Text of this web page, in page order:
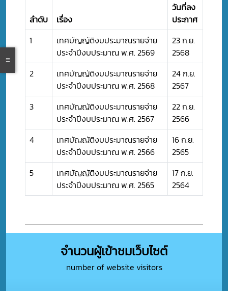
ลำดับ เรื่อง
วันที่ลง
ประกาศ
1
เทศบัญญัติงบประมาณรายจ่าย
ประจำปีงบประมาณ พ.ศ. 2569
23 ก.ย.
2568
2
เทศบัญญัติงบประมาณรายจ่าย
ประจำปีงบประมาณ พ.ศ. 2568
24 ก.ย.
2567
3
เทศบัญญัติงบประมาณรายจ่าย
ประจำปีงบประมาณ พ.ศ. 2567
22 ก.ย.
2566
4
เทศบัญญัติงบประมาณรายจ่าย
ประจำปีงบประมาณ พ.ศ. 2566
16 ก.ย.
2565
5
เทศบัญญัติงบประมาณรายจ่าย
ประจำปีงบประมาณ พ.ศ. 2565
17 ก.ย.
2564
จำนวนผู้เข้าชมเว็บไซต์
number of website visitors